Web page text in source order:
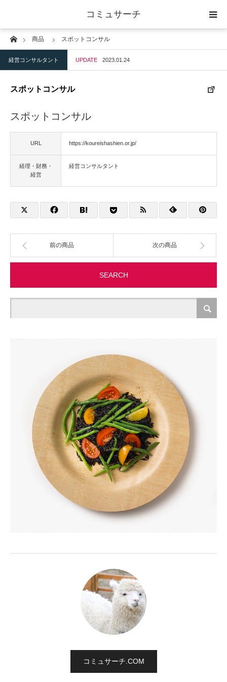
コミュサーチ
Home商品 スポットコンサル
経営コンサルタント UPDATE 2023.01.24
スポットコンサル
スポットコンサル
URL https://koureishashien.or.jp/
経理・財務・
経営
経営コンサルタント
前の商品 次の商品
SEARCH
コミュサーチ.COM
ホーム
士業
店舗・建築
物流・運送
製造・加工